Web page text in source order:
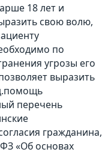
18 лет и
свою волю,
по
угрозы его
выразить
перечень
гражданина,
«Об основах